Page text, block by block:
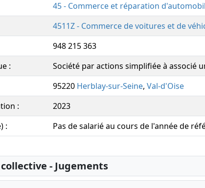
45 - Commerce et réparation
4511Z - Commerce de voitures et de
948 215 363
:
Société par actions simplifiée à associé
95220 Herblay-sur-Seine, Val-d'Oise
:
2023
:
Pas de salarié au cours de l'année de
- Jugements